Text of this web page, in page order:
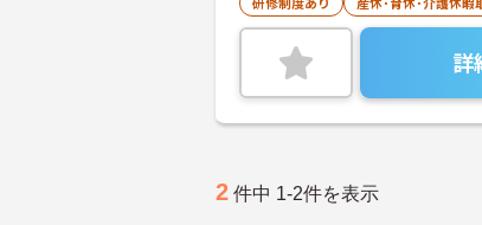
詳
2 件中 1-2件を表示